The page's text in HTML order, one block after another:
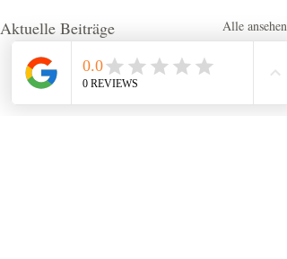
Aktuelle Beiträge Alle ansehen